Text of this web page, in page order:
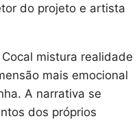
do projeto e artista
mistura realidade
mais emocional
A narrativa se
dos próprios